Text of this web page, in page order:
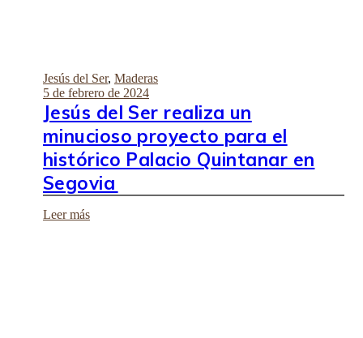
Jesús del Ser, Maderas
5 de febrero de 2024
Jesús del Ser realiza un
minucioso proyecto para el
histórico Palacio Quintanar en
Segovia
Leer más